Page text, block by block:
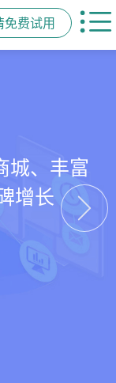
免费试用
、转化、
周期增长
、试听转
队
流程、智
长期价值
城、丰富
增长